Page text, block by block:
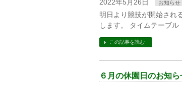
2022年5月26日 お知らせ
明日より競技が開始され
します。 タイムテーブル
この記事を読む
６月の休園日のお知ら